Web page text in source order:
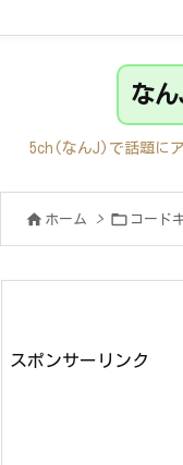
な
5ch(なんJ)で話題に
 ホーム >  コード
スポンサーリンク